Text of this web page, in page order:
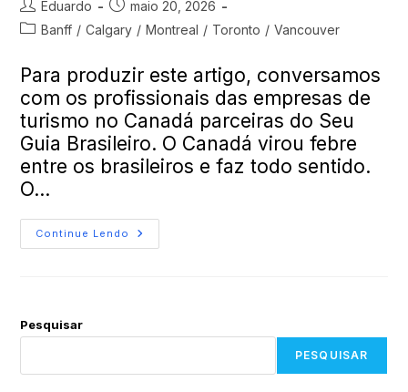
Eduardo
maio 20, 2026
Banff / Calgary / Montreal / Toronto / Vancouver
Para produzir este artigo, conversamos
com os profissionais das empresas de
turismo no Canadá parceiras do Seu
Guia Brasileiro. O Canadá virou febre
entre os brasileiros e faz todo sentido.
O…
Continue Lendo
Pesquisar
PESQUISAR